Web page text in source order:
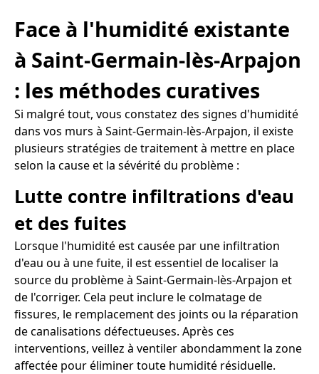
Face à l'humidité existante
à Saint-Germain-lès-Arpajon
: les méthodes curatives
Si malgré tout, vous constatez des signes d'humidité
dans vos murs à Saint-Germain-lès-Arpajon, il existe
plusieurs stratégies de traitement à mettre en place
selon la cause et la sévérité du problème :
Lutte contre infiltrations d'eau
et des fuites
Lorsque l'humidité est causée par une infiltration
d'eau ou à une fuite, il est essentiel de localiser la
source du problème à Saint-Germain-lès-Arpajon et
de l'corriger. Cela peut inclure le colmatage de
fissures, le remplacement des joints ou la réparation
de canalisations défectueuses. Après ces
interventions, veillez à ventiler abondamment la zone
affectée pour éliminer toute humidité résiduelle.